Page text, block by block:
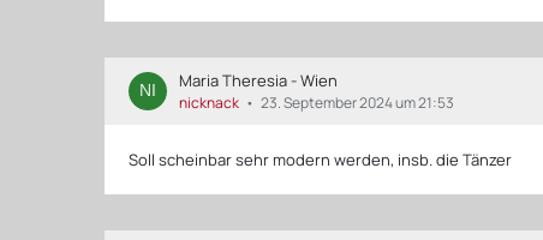
Maria Theresia - Wien
nicknack 23. September 2024 um 21:53
Soll scheinbar sehr modern werden, insb. die Tänzer